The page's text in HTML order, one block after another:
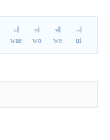
ㅙ
wae
ㅝ
wo
ㅞ
we
ㅢ
ui